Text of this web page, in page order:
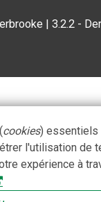
|3.2.2 -
cookies) essentiels
l'utilisation de
expérience à